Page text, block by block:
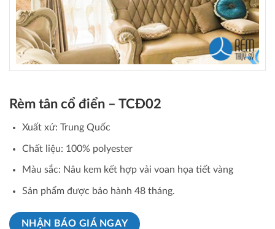
Rèm tân cổ điển – TCĐ02
Xuất xứ: Trung Quốc
Chất liệu: 100% polyester
Màu sắc: Nâu kem kết hợp vải voan họa tiết vàng
Sản phẩm được bảo hành 48 tháng.
NHẬN BÁO GIÁ NGAY